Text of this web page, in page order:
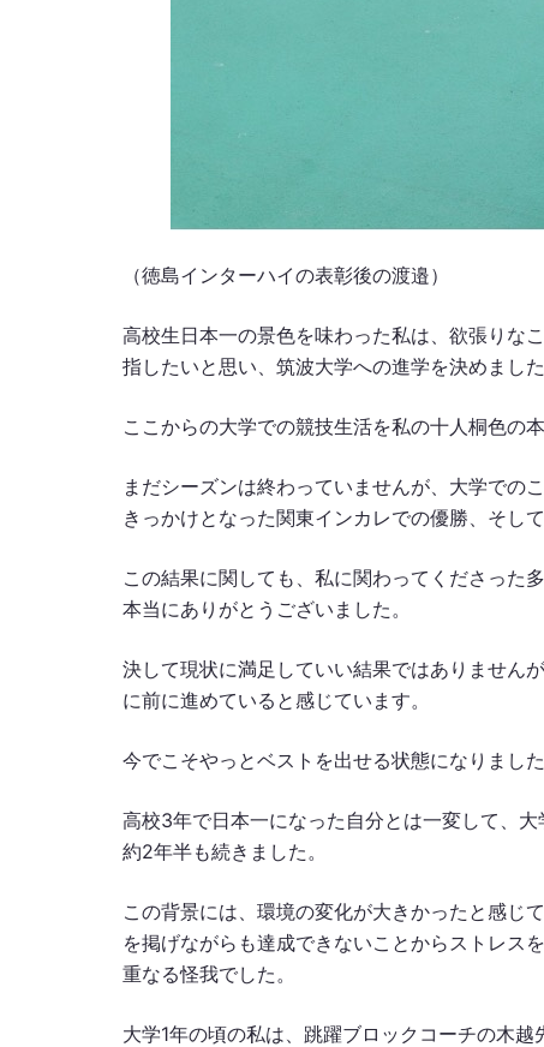
（徳島インターハイの表彰後の渡邉）
高校生日本一の景色を味わった私は、欲張りな
指したいと思い、筑波大学への進学を決めました
ここからの大学での競技生活を私の十人桐色の
まだシーズンは終わっていませんが、大学での
きっかけとなった関東インカレでの優勝、そし
この結果に関しても、私に関わってくださった
本当にありがとうございました。
決して現状に満足していい結果ではありません
に前に進めていると感じています。
今でこそやっとベストを出せる状態になりまし
高校3年で日本一になった自分とは一変して、
約2年半も続きました。
この背景には、環境の変化が大きかったと感じ
を掲げながらも達成できないことからストレス
重なる怪我でした。
大学1年の頃の私は、跳躍ブロックコーチの木